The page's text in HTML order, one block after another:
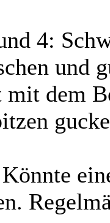
4:
und
mit dem